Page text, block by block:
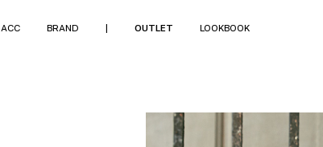
ACC BRAND OUTLET LOOKBOOK